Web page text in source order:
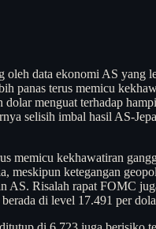
data ekonomi AS yang
panas terus memicu
menguat terhadap
selisih imbal hasil AS-
memicu kekhawatiran
ketegangan
Risalah rapat FOMC
di level 17.491 per